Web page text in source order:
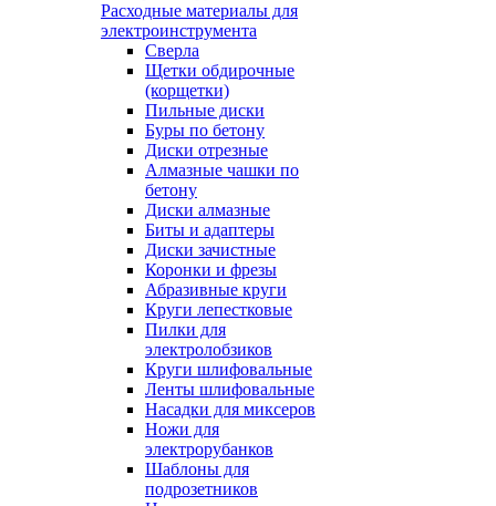
Расходные материалы для
электроинструмента
Сверла
Щетки обдирочные
(корщетки)
Пильные диски
Буры по бетону
Диски отрезные
Алмазные чашки по
бетону
Диски алмазные
Биты и адаптеры
Диски зачистные
Коронки и фрезы
Абразивные круги
Круги лепестковые
Пилки для
электролобзиков
Круги шлифовальные
Ленты шлифовальные
Насадки для миксеров
Ножи для
электрорубанков
Шаблоны для
подрозетников